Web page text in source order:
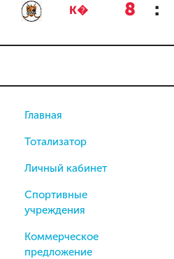
К� 8 :
Главная
Тотализатор
Личный кабинет
Спортивные
учреждения
Коммерческое
предложение